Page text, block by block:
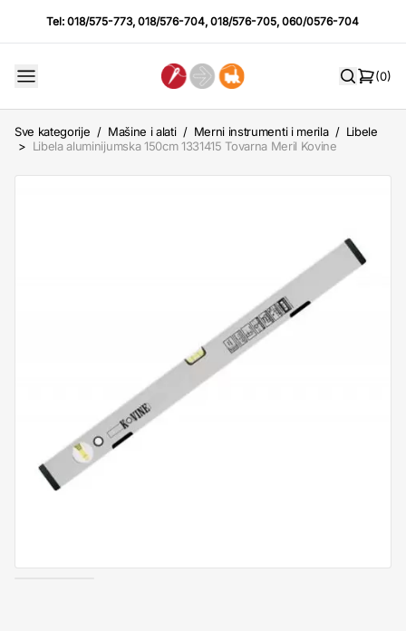
Tel:018/575-773,018/576-704,018/576-705,060/0576-704
(0)
Sve kategorije / Mašine i alati / Merni instrumenti i merila / Libele
> Libela aluminijumska 150cm 1331415 Tovarna Meril Kovine